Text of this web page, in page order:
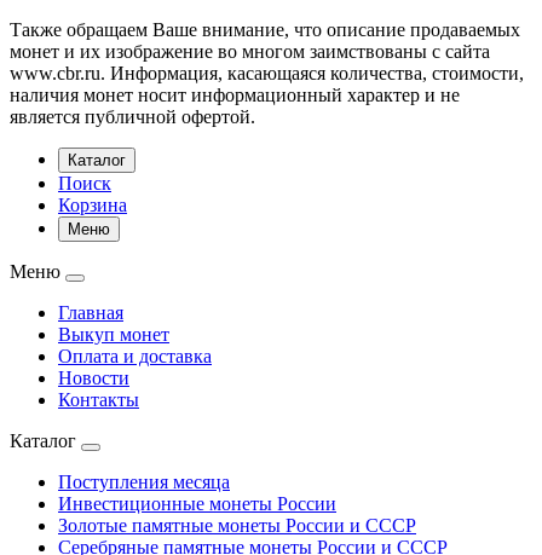
Также обращаем Ваше внимание, что описание продаваемых
монет и их изображение во многом заимствованы с сайта
www.cbr.ru. Информация, касающаяся количества, стоимости,
наличия монет носит информационный характер и не
является публичной офертой.
Каталог
Поиск
Корзина
Меню
Меню
Главная
Выкуп монет
Оплата и доставка
Новости
Контакты
Каталог
Поступления месяца
Инвестиционные монеты России
Золотые памятные монеты России и СССР
Серебряные памятные монеты России и СССР